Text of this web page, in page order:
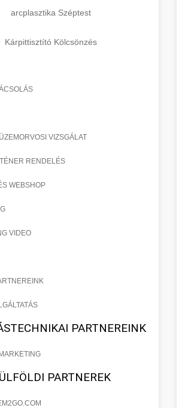
arcplasztika Széptest
Kárpittisztító Kölcsönzés
VIZSGÁLAT
RENDELÉS
WEBSHOP
VIDEO
PARTNEREINK
PARTNEREK